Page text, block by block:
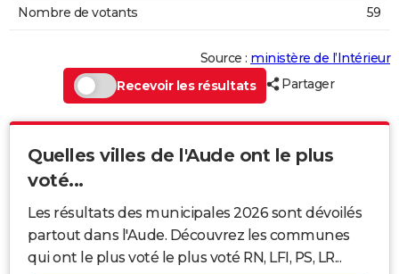
Nombre de votants 59
Source : ministère de l’Intérieur
Recevoir les résultats
Partager
Quelles villes de l'Aude ont le plus
voté...
Les résultats des municipales 2026 sont dévoilés
partout dans l'Aude. Découvrez les communes
qui ont le plus voté le plus voté RN, LFI, PS, LR...